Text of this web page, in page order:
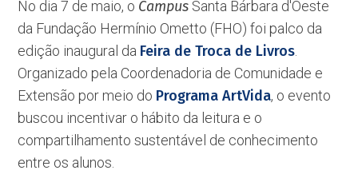
No dia 7 de maio, o Campus Santa Bárbara d'Oeste
da Fundação Hermínio Ometto (FHO) foi palco da
edição inaugural da Feira de Troca de Livros
Organizado pela Coordenadoria de Comunidade e
Extensão por meio do Programa ArtVida, o evento
buscou incentivar o hábito da leitura e o
compartilhamento sustentável de conhecimento
entre os alunos.